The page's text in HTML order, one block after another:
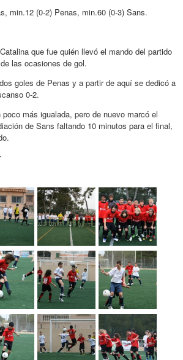
min.12 (0-2) Penas, min.60 (0-3) Sans.
que fue quién llevó el mando del partido
las ocasiones de gol.
goles de Penas y a partir de aquí se dedicó a
0-2.
más igualada, pero de nuevo marcó el
de Sans faltando 10 minutos para el final,